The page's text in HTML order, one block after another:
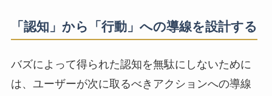
「認知」から「行動」への導線を設計する
バズによって得られた認知を無駄にしないために
は、ユーザーが次に取るべきアクションへの導線